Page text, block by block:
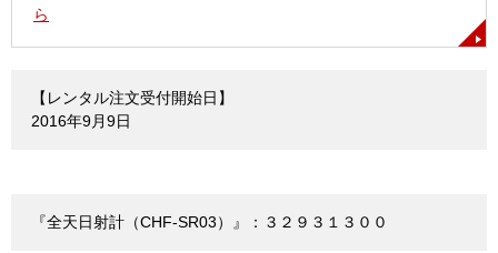
ら
【レンタル注文受付開始日】
2016年9月9日
『全天日射計（CHF-SR03）』：３２９３１３００